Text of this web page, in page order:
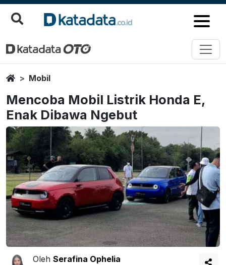
HomeMobil
Mencoba Mobil Listrik Honda E,
Enak Dibawa Ngebut
Oleh Serafina Ophelia